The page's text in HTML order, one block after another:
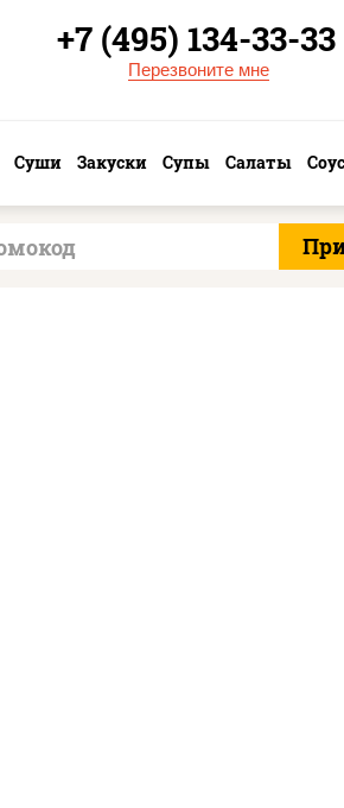
+7 (495) 134-33-33
Перезвоните мне
Суши Закуски Супы Салаты